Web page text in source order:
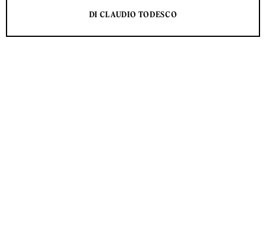
DI CLAUDIO TODESCO